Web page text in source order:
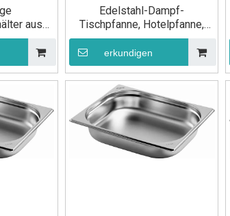
aus
Edelstahl-Dampf-
Tischpfanne, Hotelpfanne,
Gastronorm-Behälter,
Lebensmittelpfanne GN 1/2
100 mm
erkundigen